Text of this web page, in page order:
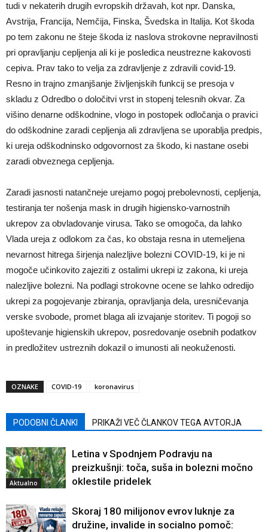
tudi v nekaterih drugih evropskih državah, kot npr. Danska,
Avstrija, Francija, Nemčija, Finska, Švedska in Italija. Kot škoda
po tem zakonu ne šteje škoda iz naslova strokovne nepravilnosti
pri opravljanju cepljenja ali ki je posledica neustrezne kakovosti
cepiva. Prav tako to velja za zdravljenje z zdravili covid-19.
Resno in trajno zmanjšanje življenjskih funkcij se presoja v
skladu z Odredbo o določitvi vrst in stopenj telesnih okvar. Za
višino denarne odškodnine, vlogo in postopek odločanja o pravici
do odškodnine zaradi cepljenja ali zdravljena se uporablja predpis,
ki ureja odškodninsko odgovornost za škodo, ki nastane osebi
zaradi obveznega cepljenja.
Zaradi jasnosti natančneje urejamo pogoj prebolevnosti, cepljenja,
testiranja ter nošenja mask in drugih higiensko-varnostnih
ukrepov za obvladovanje virusa. Tako se omogoča, da lahko
Vlada ureja z odlokom za čas, ko obstaja resna in utemeljena
nevarnost hitrega širjenja nalezljive bolezni COVID-19, ki je ni
mogoče učinkovito zajeziti z ostalimi ukrepi iz zakona, ki ureja
nalezljive bolezni. Na podlagi strokovne ocene se lahko odredijo
ukrepi za pogojevanje zbiranja, opravljanja dela, uresničevanja
verske svobode, promet blaga ali izvajanje storitev. Ti pogoji so
upoštevanje higienskih ukrepov, posredovanje osebnih podatkov
in predložitev ustreznih dokazil o imunosti ali neokuženosti.
OZNAKE COVID-19 koronavirus
PODOBNI ČLANKI PRIKAŽI VEČ ČLANKOV TEGA AVTORJA
Aktualno
Letina v Spodnjem Podravju na
preizkušnji: toča, suša in bolezni močno
oklestile pridelek
Skoraj 180 milijonov evrov luknje za
družine, invalide in socialno pomoč: